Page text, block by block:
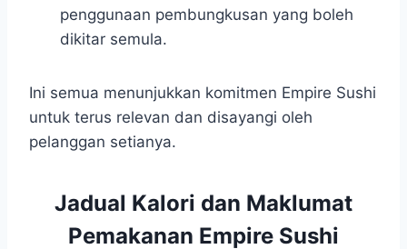
penggunaan pembungkusan yang boleh
dikitar semula.
Ini semua menunjukkan komitmen Empire Sushi
untuk terus relevan dan disayangi oleh
pelanggan setianya.
Jadual Kalori dan Maklumat
Pemakanan Empire Sushi